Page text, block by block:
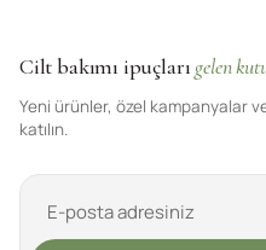
Cilt bakımı ipuçları gelen
Yeni ürünler, özel kampanyalar
katılın.